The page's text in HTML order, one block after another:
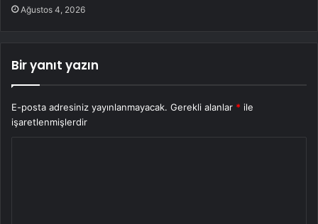
Ağustos 4, 2026
Bir yanıt yazın
E-posta adresiniz yayınlanmayacak. Gerekli alanlar * ile
işaretlenmişlerdir